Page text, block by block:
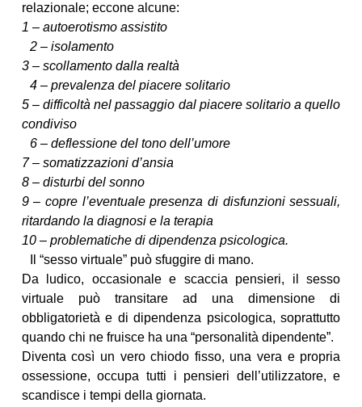
relazionale; eccone alcune:
1 – autoerotismo assistito
2 – isolamento
3 – scollamento dalla realtà
4 – prevalenza del piacere solitario
5 – difficoltà nel passaggio dal piacere solitario a quello
condiviso
6 – deflessione del tono dell’umore
7 – somatizzazioni d’ansia
8 – disturbi del sonno
9 – copre l’eventuale presenza di disfunzioni sessuali,
ritardando la diagnosi e la terapia
10 – problematiche di dipendenza psicologica.
Il “sesso virtuale” può sfuggire di mano.
Da ludico, occasionale e scaccia pensieri, il sesso
virtuale può transitare ad una dimensione di
obbligatorietà e di dipendenza psicologica, soprattutto
quando chi ne fruisce ha una “personalità dipendente”.
Diventa così un vero chiodo fisso, una vera e propria
ossessione, occupa tutti i pensieri dell’utilizzatore, e
scandisce i tempi della giornata.